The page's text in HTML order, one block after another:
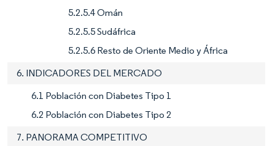
5.2.5.4 Omán
5.2.5.5 Sudáfrica
5.2.5.6 Resto de Oriente Medio y África
6. INDICADORES DEL MERCADO
6.1 Población con Diabetes Tipo 1
6.2 Población con Diabetes Tipo 2
7. PANORAMA COMPETITIVO